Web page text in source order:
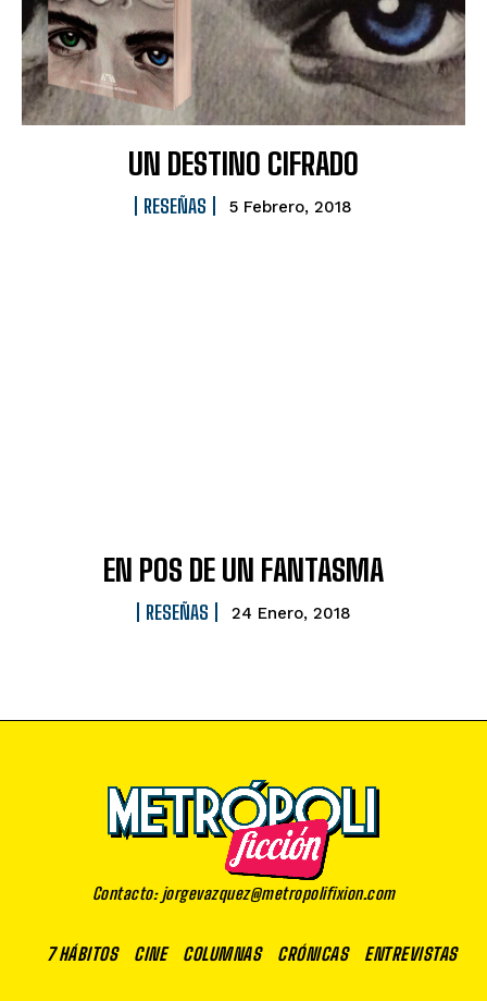
UN DESTINO CIFRADO
RESEÑAS 5 Febrero, 2018
EN POS DE UN FANTASMA
RESEÑAS 24 Enero, 2018
Contacto: jorgevazquez@metropolifixion.com
7 HÁBITOS CINE COLUMNAS CRÓNICAS ENTREVISTAS